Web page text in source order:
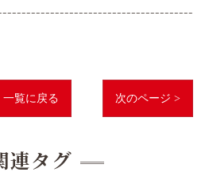
一覧に戻る 次のページ >
連タグ